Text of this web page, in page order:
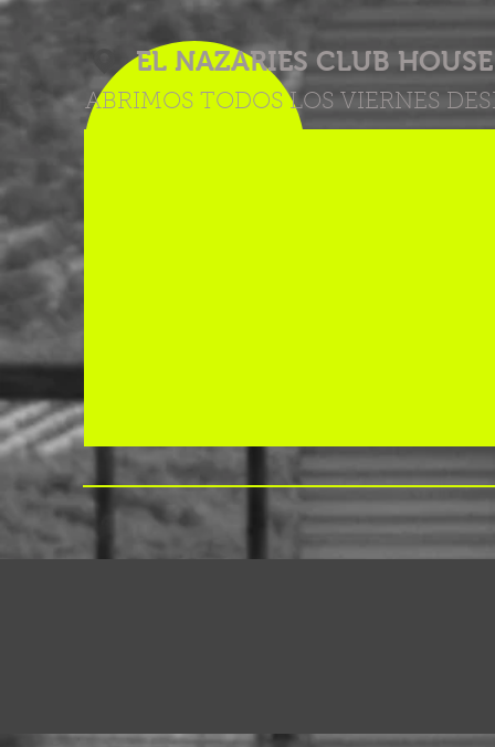
EL NAZARIES CLUB HOUSE
ABRIMOS TODOS LOS VIERNES